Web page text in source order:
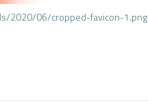
2020/06/cropped-favicon-1.png